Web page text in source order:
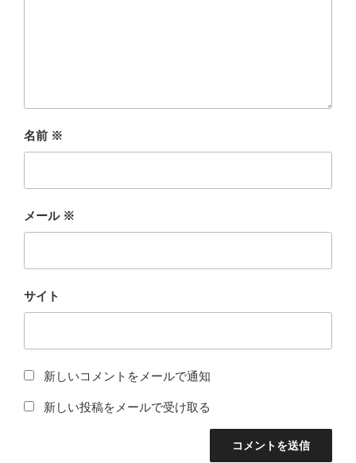
名前 ※
メール ※
サイト
新しいコメントをメールで通知
新しい投稿をメールで受け取る